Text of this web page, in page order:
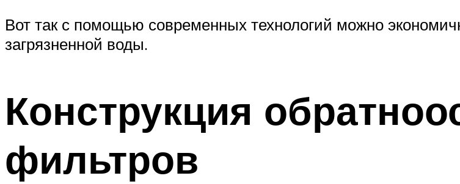
Вот так с помощью современных технологий можно
загрязненной воды.
Конструкция
фильтров